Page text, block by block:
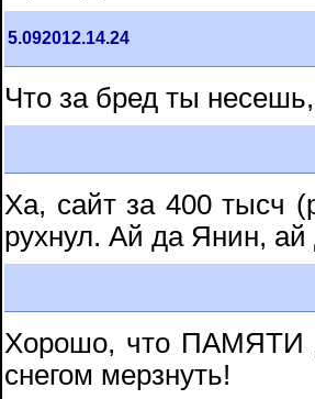
5.092012.14.24
Что за бред ты
Ха, сайт за 400 тысч
рухнул. Ай да Янин, ай
Хорошо, что ПАМЯТИ
снегом мерзнуть!